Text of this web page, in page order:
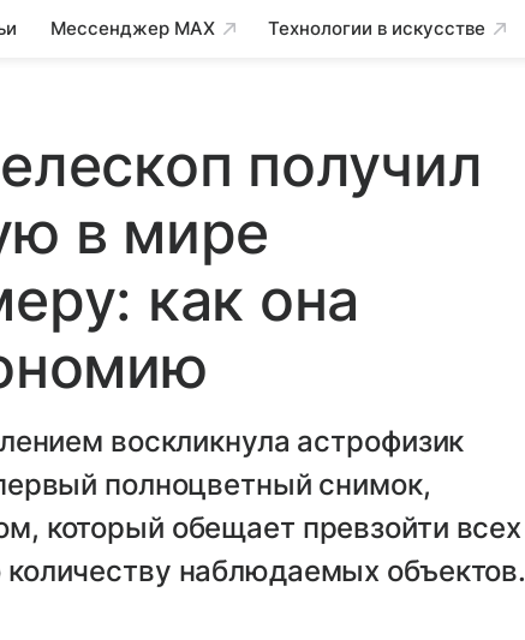
Мессенджер MAX Технологии в искусстве
получил
в мире
как она
воскликнула астрофизик
полноцветный снимок,
который обещает превзойти всех
наблюдаемых объектов.